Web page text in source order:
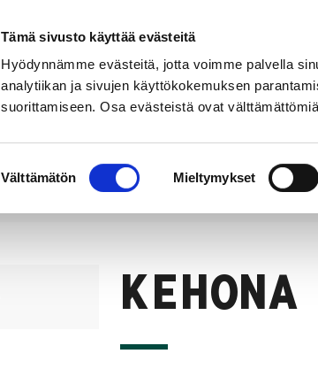
Tämä sivusto käyttää evästeitä
Hyödynnämme evästeitä, jotta voimme palvella
analytiikan ja sivujen käyttökokemuksen
suorittamiseen. Osa evästeistä ovat
valinta
Välttämätön Mieltymykset
Etusivulle
KEHONA